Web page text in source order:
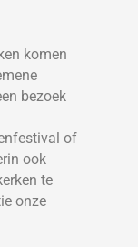
komen
bezoek
of
ook
te
onze